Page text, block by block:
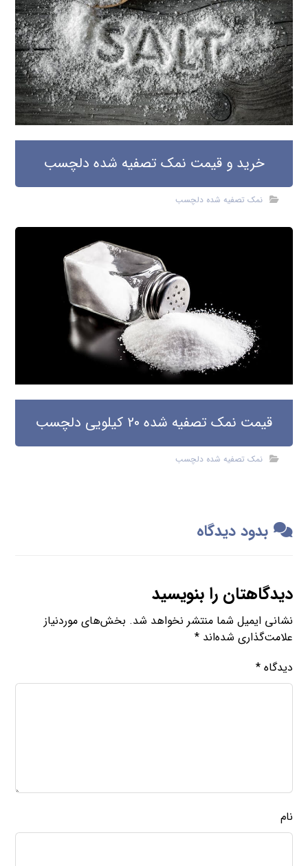
خرید و قیمت نمک تصفیه شده دلچسب
نمک تصفیه شده دلچسب
قیمت نمک تصفیه شده 20 کیلویی دلچسب
نمک تصفیه شده دلچسب
بدود دیدگاه
دیدگاهتان را بنویسید
نشانی ایمیل شما منتشر نخواهد شد. بخش‌های موردنیاز
علامت‌گذاری شده‌اند*
دیدگاه*
نام